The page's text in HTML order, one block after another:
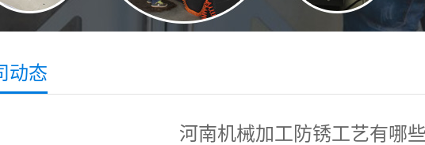
动态
河南机械加工防锈工艺有哪些